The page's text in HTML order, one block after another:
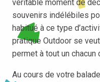
véritable moment de
souvenirs indélébiles
habitué à ce type
pratique Outdoor se
permet à tout un chacun
Au cours de votre